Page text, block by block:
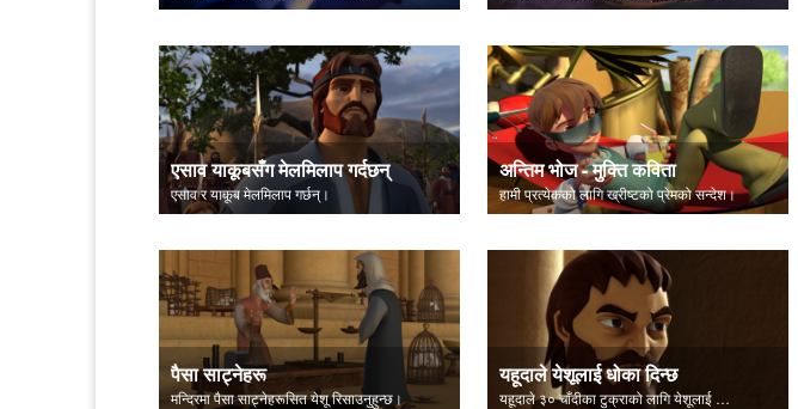
एसाव याकूबसँग मेलमिलाप गर्दछन्
एसाव र याकूब मेलमिलाप गर्छन्।
अन्तिम भोज - मुक्ति कविता
हामी प्रत्येकको लागि ख्रीष्टको प्रेमको सन्देश।
पैसा साट्नेहरू
मन्दिरमा पैसा साट्नेहरूसित येशू रिसाउनुहुन्छ।
यहूदाले येशूलाई धोका दिन्छ
यहूदाले ३० चाँदीका टुक्राको लागि येशूलाई धोका दिन्छ